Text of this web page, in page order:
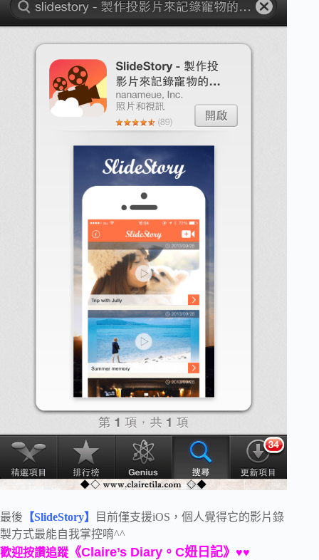
最後 【SlideStory】
目前僅支援iOS，個人覺得它的影片錄
製方式最能自我掌控唷^^
歡迎按讚追蹤 《Claire’s Diary。C妞日記》 ♥♥